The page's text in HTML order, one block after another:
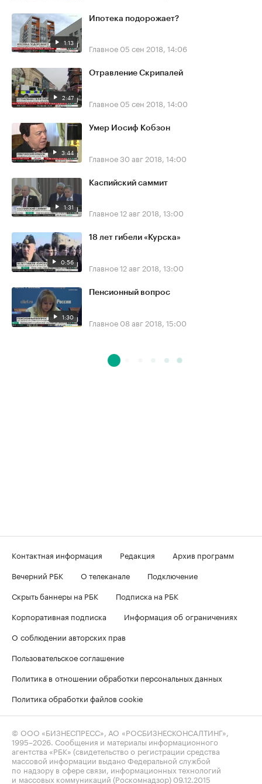
1:13
Ипотека подорожает?
Главное 05 сен 2018, 14:06
2:47
Отравление Скрипалей
Главное 05 сен 2018, 14:00
3:44
Умер Иосиф Кобзон
Главное30 авг 2018, 14:00
1:31
Каспийский саммит
Главное12 авг 2018, 13:00
0:56
18 лет гибели «Курска»
Главное12 авг 2018, 13:00
1:30
Пенсионный вопрос
Главное 08 авг 2018, 15:00
Контактная информация Редакция
Архив программ
Вечерний РБК
О телеканале
Подключение
Скрыть баннеры на РБК
Подписка на РБК
Корпоративная подписка
Информация об ограничениях
О соблюдении авторских прав
Пользовательское соглашение
Политика в отношении обработки персональных данных
Политика обработки файлов cookie
© ООО «БИЗНЕСПРЕСС», АО «РОСБИЗНЕСКОНСАЛТИНГ»,
1995–2026 . Сообщения и материалы информационного
агентства «РБК» (свидетельство о регистрации средства
массовой информации выдано Федеральной службой
по надзору в сфере связи, информационных технологий
и массовых коммуникаций (Роскомнадзор) 09.12.2015